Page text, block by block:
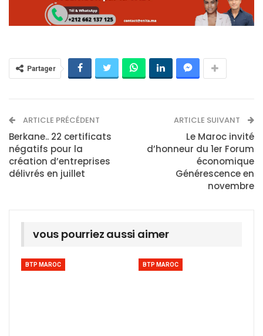
Partager
ARTICLE PRÉCÉDENT
Berkane.. 22 certificats
négatifs pour la
création d’entreprises
délivrés en juillet
ARTICLE SUIVANT
Le Maroc invité
d’honneur du 1er Forum
économique
Générescence en
novembre
vous pourriez aussi aimer
BTP MAROC BTP MAROC